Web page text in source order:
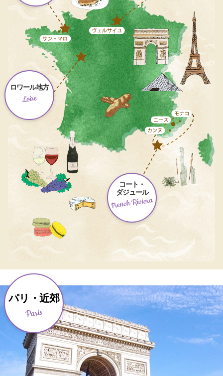
ロワール地方
Loire
コート・
ダジュール
French Riviera
パリ・近郊
Paris